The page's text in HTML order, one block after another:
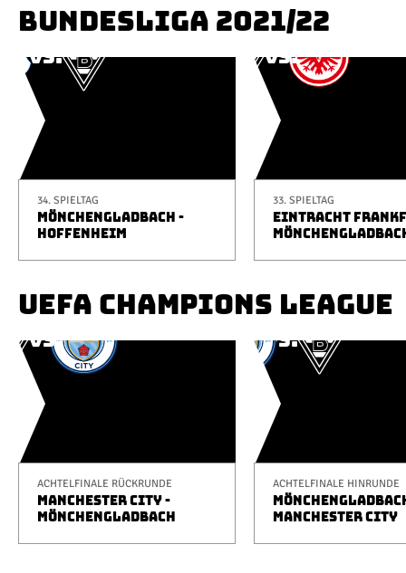
BUNDESLIGA 2021/22
34. SPIELTAG
MÖNCHENGLADBACH -
HOFFENHEIM
33. SPIELTAG
EINTRACHT
UEFA CHAMPIONS LEAGUE
ACHTELFINALE RÜCKRUNDE
MANCHESTER CITY -
MÖNCHENGLADBACH
ACHTELFINALE HINRUNDE
MANCHESTER CITY